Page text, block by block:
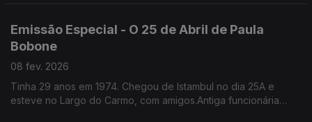
Emissão Especial - O 25 de Abril de Paula
Bobone
08 fev. 2026
Tinha 29 anos em 1974. Chegou de Istambul no dia 25A e
esteve no Largo do Carmo, com amigos.Antiga funcionária